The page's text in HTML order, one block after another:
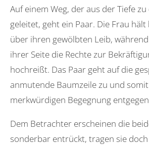
Auf einem Weg, der aus der Tiefe
geleitet, geht ein Paar. Die Frau
über ihren gewölbten Leib,
ihrer Seite die Rechte zur
hochreißt. Das Paar geht auf die
anmutende Baumzeile zu und
merkwürdigen Begegnung
Dem Betrachter erscheinen die
sonderbar entrückt, tragen sie doch